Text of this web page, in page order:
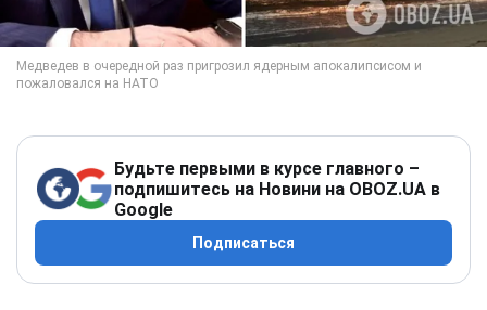
Будьте первыми в курсе главного –
подпишитесь на Новини на OBOZ.UA в
Google
Подписаться